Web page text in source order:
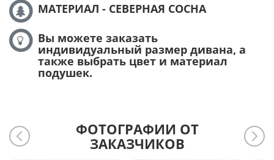
МАТЕРИАЛ - СЕВЕРНАЯ СОСНА
Вы можете заказать
индивидуальный размер дивана, а
также выбрать цвет и материал
подушек.
ФОТОГРАФИИ ОТ
ЗАКАЗЧИКОВ